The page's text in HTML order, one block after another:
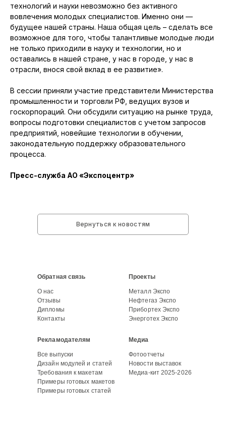
технологий и науки невозможно без активного
вовлечения молодых специалистов. Именно они —
будущее нашей страны. Наша общая цель – сделать все
возможное для того, чтобы талантливые молодые люди
не только приходили в науку и технологии, но и
оставались в нашей стране, у нас в городе, у нас в
отрасли, внося свой вклад в ее развитие».
В сессии приняли участие представители Министерства
промышленности и торговли РФ, ведущих вузов и
госкорпораций. Они обсудили ситуацию на рынке труда,
вопросы подготовки специалистов с учетом запросов
предприятий, новейшие технологии в обучении,
законодательную поддержку образовательного
процесса.
Пресс-служба АО «Экспоцентр»
Вернуться к новостям
Новости выставок
Фотоотчеты
Контакты
Обратная связь
О нас
Отзывы
Дипломы
Проекты
Металл Экспо
Нефтегаз Экспо
Прибортех Экспо
Энерготех Экспо
Рекламодателям
Все выпуски
Дизайн модулей и статей
Требования к макетам
Примеры готовых макетов
Медиа
Медиа-кит 2025-2026
Примеры готовых статей